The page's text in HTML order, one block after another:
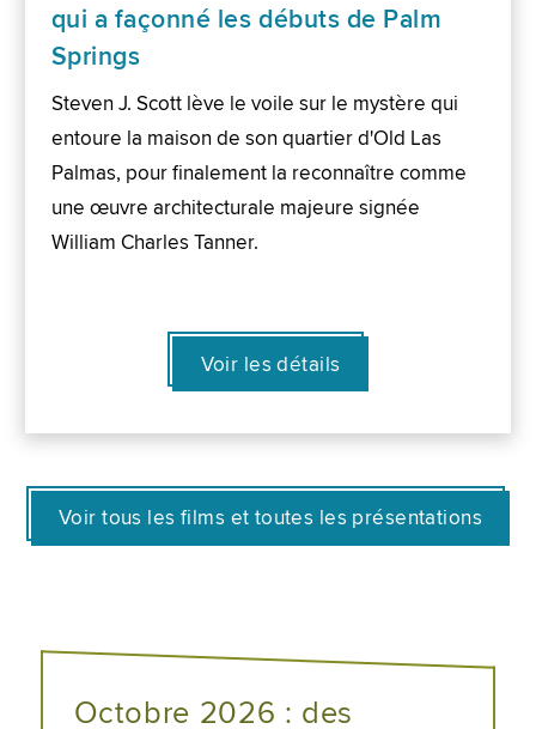
qui a façonné les débuts de Palm
Springs
Steven J. Scott lève le voile sur le mystère qui
entoure la maison de son quartier d'Old Las
Palmas, pour finalement la reconnaître comme
une œuvre architecturale majeure signée
William Charles Tanner.
Voir les détails
Voir tous les films et toutes les présentations
Octobre 2026 : des